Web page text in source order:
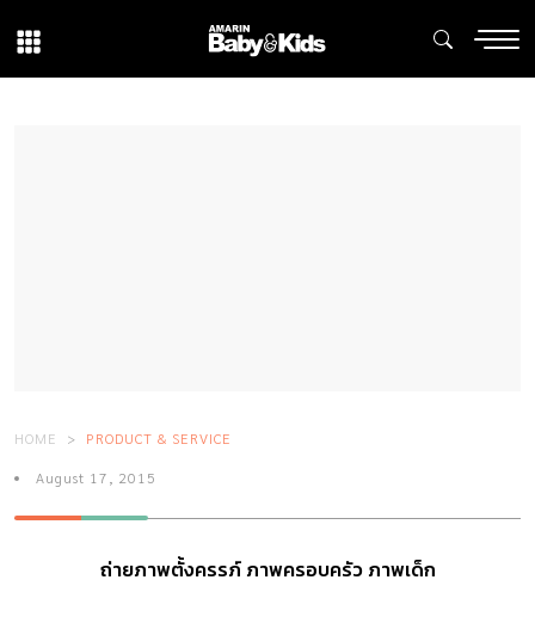
HOME PRODUCT & SERVICE
August 17, 2015
ถ่ายภาพตั้งครรภ์ ภาพครอบครัว ภาพเด็ก